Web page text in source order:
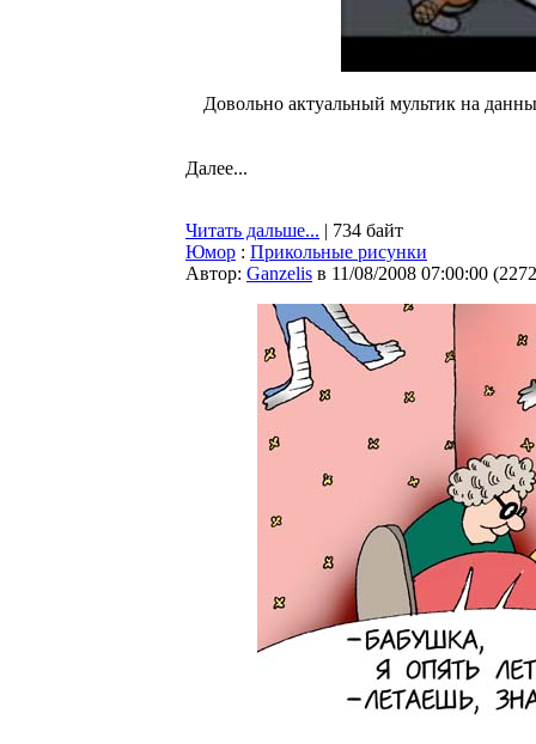
Довольно актуальный мультик на
Далее...
Читать дальше... | 734 байт
Юмор : Прикольные рисунки
Автор: Ganzelis в 11/08/2008 07:00:00 (